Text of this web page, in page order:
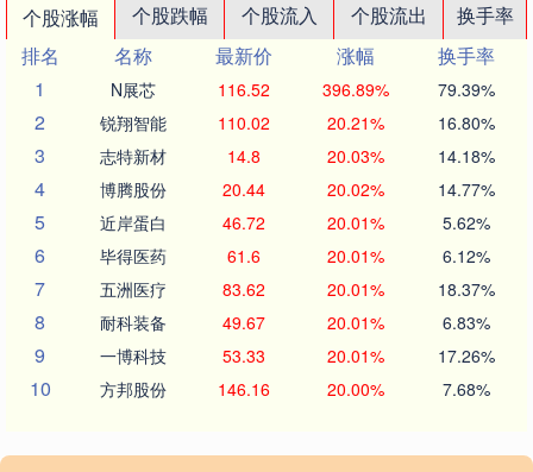
个股涨幅 个股跌幅 个股流入 个股流出
换手率
排名
名称 最新价 涨幅
换手率
1
N展芯 116.52 396.89% 79.39%
2 锐翔智能 110.02 20.21% 16.80%
3 志特新材 14.8 20.03% 14.18%
4 博腾股份 20.44 20.02% 14.77%
5 近岸蛋白 46.72 20.01% 5.62%
6 毕得医药 61.6 20.01% 6.12%
7 五洲医疗 83.62 20.01% 18.37%
8 耐科装备 49.67 20.01% 6.83%
9 一博科技 53.33 20.01% 17.26%
10 方邦股份 146.16 20.00% 7.68%